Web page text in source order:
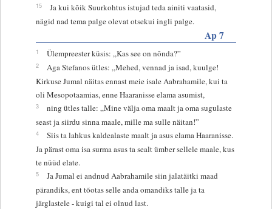
15
Ja kui kõik Suurkohtus istujad teda ainiti vaatasid,
nägid nad tema palge olevat otsekui ingli palge.
Ap 7
1 Ülempreester küsis: „Kas see on nõnda?”
2
Aga Stefanos ütles: „Mehed, vennad ja isad, kuulge!
Kirkuse Jumal näitas ennast meie isale Aabrahamile, kui ta
oli Mesopotaamias, enne Haaranisse elama asumist,
3
ning ütles talle: „Mine välja oma maalt ja oma sugulaste
seast ja siirdu sinna maale, mille ma sulle näitan!”
4
Siis ta lahkus kaldealaste maalt ja asus elama Haaranisse.
Ja pärast oma isa surma asus ta sealt ümber sellele maale, kus
te nüüd elate.
5
Ja Jumal ei andnud Aabrahamile siin jalatäitki maad
pärandiks, ent tõotas selle anda omandiks talle ja ta
järglastele - kuigi tal ei olnud last.